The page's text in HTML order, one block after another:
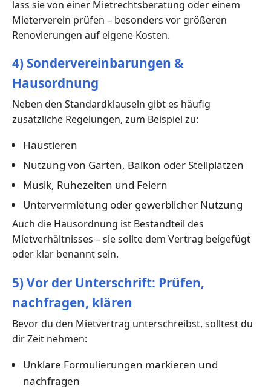
lass sie von einer Mietrechtsberatung oder einem
Mieterverein prüfen – besonders vor größeren
Renovierungen auf eigene Kosten.
4) Sondervereinbarungen &
Hausordnung
Neben den Standardklauseln gibt es häufig
zusätzliche Regelungen, zum Beispiel zu:
Haustieren
Nutzung von Garten, Balkon oder Stellplätzen
Musik, Ruhezeiten und Feiern
Untervermietung oder gewerblicher Nutzung
Auch die Hausordnung ist Bestandteil des
Mietverhältnisses – sie sollte dem Vertrag beigefügt
oder klar benannt sein.
5) Vor der Unterschrift: Prüfen,
nachfragen, klären
Bevor du den Mietvertrag unterschreibst, solltest du
dir Zeit nehmen:
Unklare Formulierungen markieren und
nachfragen